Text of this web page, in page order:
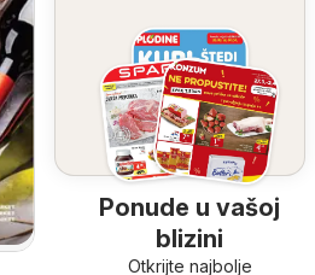
Ponude u vašoj
blizini
Otkrijte najbolje